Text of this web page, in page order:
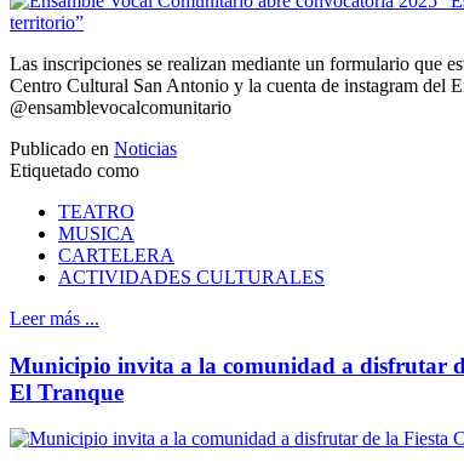
Las inscripciones se realizan mediante un formulario que
Centro Cultural San Antonio y la cuenta de instagram del
@ensamblevocalcomunitario
Publicado en Noticias
Etiquetado como
TEATRO
MUSICA
CARTELERA
ACTIVIDADES CULTURALES
Leer más ...
Municipio invita a la comunidad a disfrutar
El Tranque